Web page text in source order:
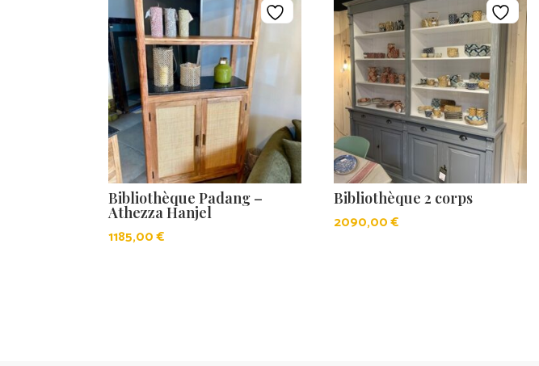
Bibliothèque Padang –
Athezza Hanjel
1185,00€
Bibliothèque 2 corps
2090,00€